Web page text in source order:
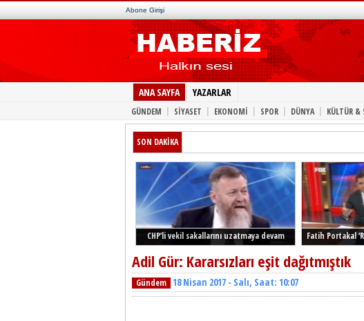
Abone Girişi
ANA SAYFA YAZARLAR
GÜNDEM | SİYASET | EKONOMİ | SPOR | DÜNYA | KÜLTÜR &
SON DAKİKA
CHP’li vekil sakallarını uzatmaya devam
Fatih Portakal
Adil Gür: Kararsızları eşit dağıtmıştık
Gündem 18 Nisan 2017 - Salı, Saat: 10:07